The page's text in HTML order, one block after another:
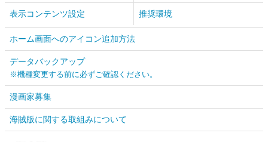
表示コンテンツ設定 推奨環境
ホーム画面へのアイコン追加方法
データバックアップ
※機種変更する前に必ずご確認ください。
漫画家募集
海賊版に関する取組みについて